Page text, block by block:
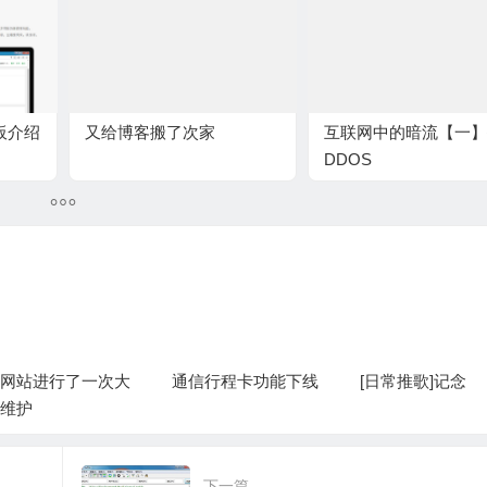
介绍 又给博客搬了次家
互联网中的暗流【一
DDOS
站进行了一次大
护
通信行程卡功能下线 [日常推歌]记念